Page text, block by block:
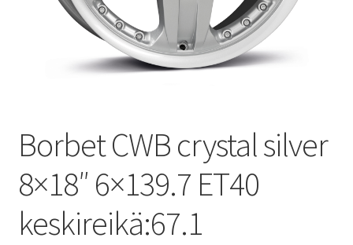
Borbet CWB crystal silver
8×18″ 6×139.7 ET40
keskireikä:67.1